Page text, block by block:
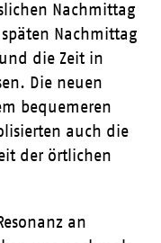
Nachmittag
Nachmittag
die Zeit in
Die neuen
bequemeren
auch die
der örtlichen
an